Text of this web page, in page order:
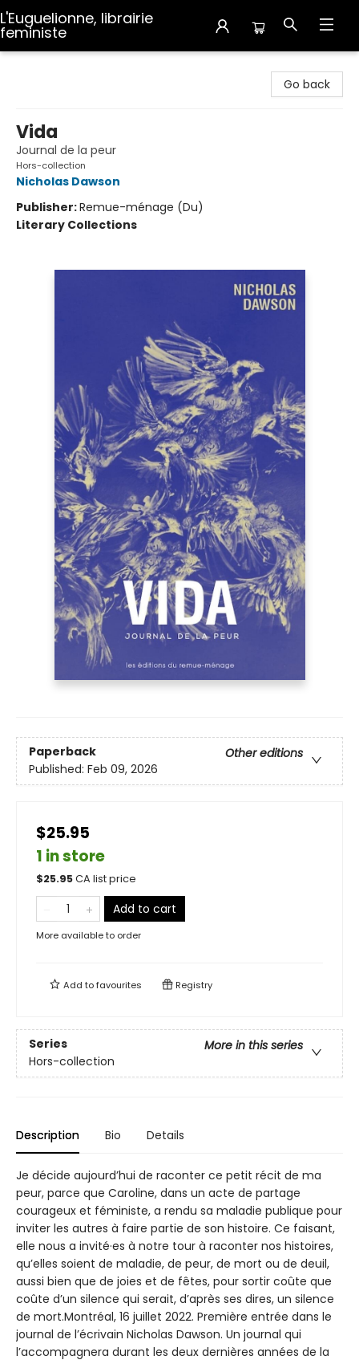
L'Euguelionne, librairie
feministe
Go back
Vida
Journal de la peur
Hors-collection
Nicholas Dawson
Publisher:Remue-ménage (Du)
Literary Collections
Paperback
Other editions
Published: Feb 09, 2026
$25.95
1 in store
$25.95CA list price
Add to cart
More available to order
Add tofavourites Registry
Series
More in this series
Hors-collection
Description Bio Details
Je décide aujourd’hui de raconter ce petit récit de ma
peur, parce que Caroline, dans un acte de partage
courageux et féministe, a rendu sa maladie publique pour
inviter les autres à faire partie de son histoire. Ce faisant,
elle nous a invité·es à notre tour à raconter nos histoires,
qu’elles soient de maladie, de peur, de mort ou de deuil,
aussi bien que de joies et de fêtes, pour sortir coûte que
coûte d’un silence qui serait, d’après ses dires, un silence
de mort.Montréal, 16 juillet 2022. Première entrée dans le
journal de l’écrivain Nicholas Dawson. Un journal qui
l’accompagnera durant les deux dernières années de la